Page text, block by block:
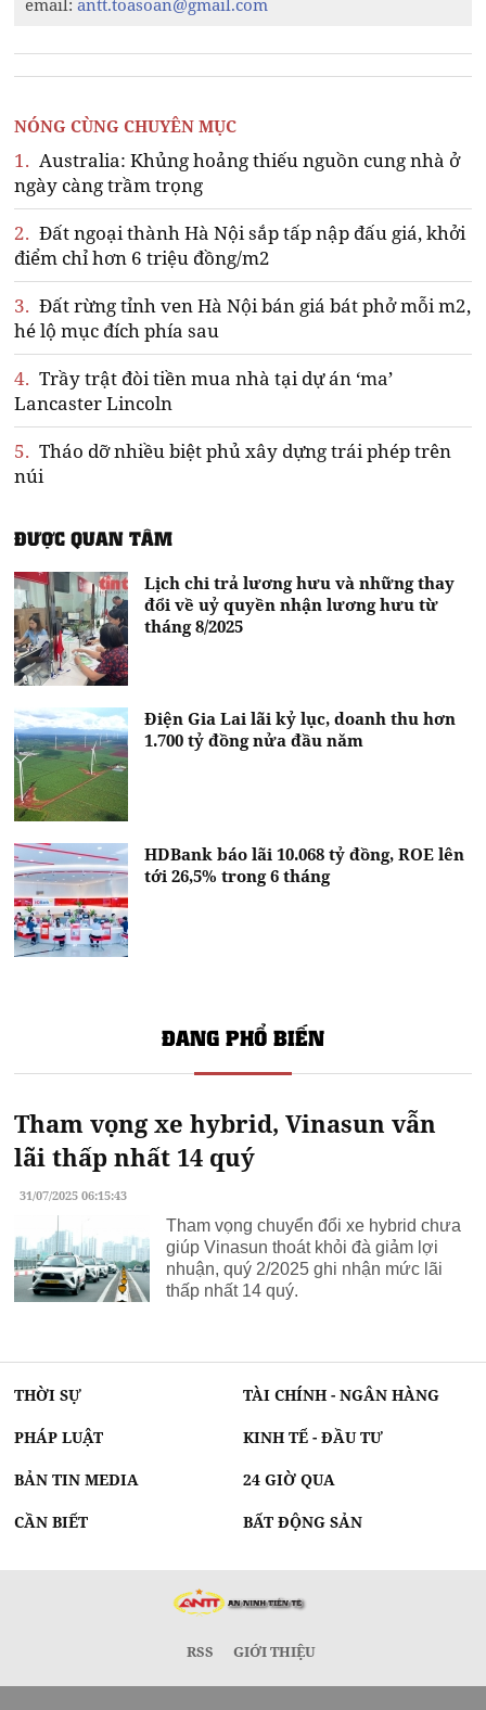
email:antt.toasoan@gmail.com
NÓNG CÙNG CHUYÊN MỤC
1. Australia: Khủng hoảng thiếu nguồn cung nhà ở
ngày càng trầm trọng
2. Đất ngoại thành Hà Nội sắp tấp nập đấu giá, khởi
điểm chỉ hơn 6 triệu đồng/m2
3. Đất rừng tỉnh ven Hà Nội bán giá bát phở mỗi m2,
hé lộ mục đích phía sau
4. Trầy trật đòi tiền mua nhà tại dự án ‘ma’
Lancaster Lincoln
5. Tháo dỡ nhiều biệt phủ xây dựng trái phép trên
núi
ĐƯỢC QUAN TÂM
Lịch chi trả lương hưu và những thay
đổi về uỷ quyền nhận lương hưu từ
tháng 8/2025
Điện Gia Lai lãi kỷ lục, doanh thu hơn
1.700 tỷ đồng nửa đầu năm
HDBank báo lãi 10.068 tỷ đồng, ROE lên
tới 26,5% trong 6 tháng
ĐANG PHỔ BIẾN
Tham vọng xe hybrid, Vinasun vẫn
lãi thấp nhất 14 quý
31/07/2025 06:15:43
Tham vọng chuyển đổi xe hybrid chưa
giúp Vinasun thoát khỏi đà giảm lợi
nhuận, quý 2/2025 ghi nhận mức lãi
thấp nhất 14 quý.
THỜI SỰ TÀI CHÍNH - NGÂN HÀNG
PHÁP LUẬT KINH TẾ - ĐẦU TƯ
BẢN TIN MEDIA 24 GIỜ QUA
CẦN BIẾT BẤT ĐỘNG SẢN
RSS GIỚI THIỆU